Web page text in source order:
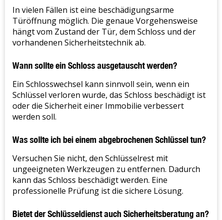
In vielen Fällen ist eine beschädigungsarme
Türöffnung möglich. Die genaue Vorgehensweise
hängt vom Zustand der Tür, dem Schloss und der
vorhandenen Sicherheitstechnik ab.
Wann sollte ein Schloss ausgetauscht werden?
Ein Schlosswechsel kann sinnvoll sein, wenn ein
Schlüssel verloren wurde, das Schloss beschädigt ist
oder die Sicherheit einer Immobilie verbessert
werden soll.
Was sollte ich bei einem abgebrochenen Schlüssel tun?
Versuchen Sie nicht, den Schlüsselrest mit
ungeeigneten Werkzeugen zu entfernen. Dadurch
kann das Schloss beschädigt werden. Eine
professionelle Prüfung ist die sichere Lösung.
Bietet der Schlüsseldienst auch Sicherheitsberatung an?